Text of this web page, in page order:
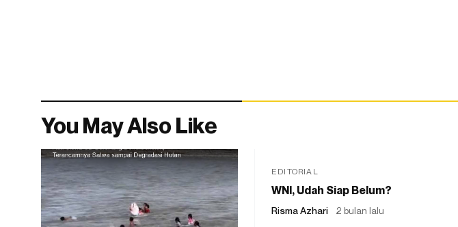
You May Also Like
EDITORIAL
WNI, Udah Siap Belum?
Risma Azhari 2 bulan lalu